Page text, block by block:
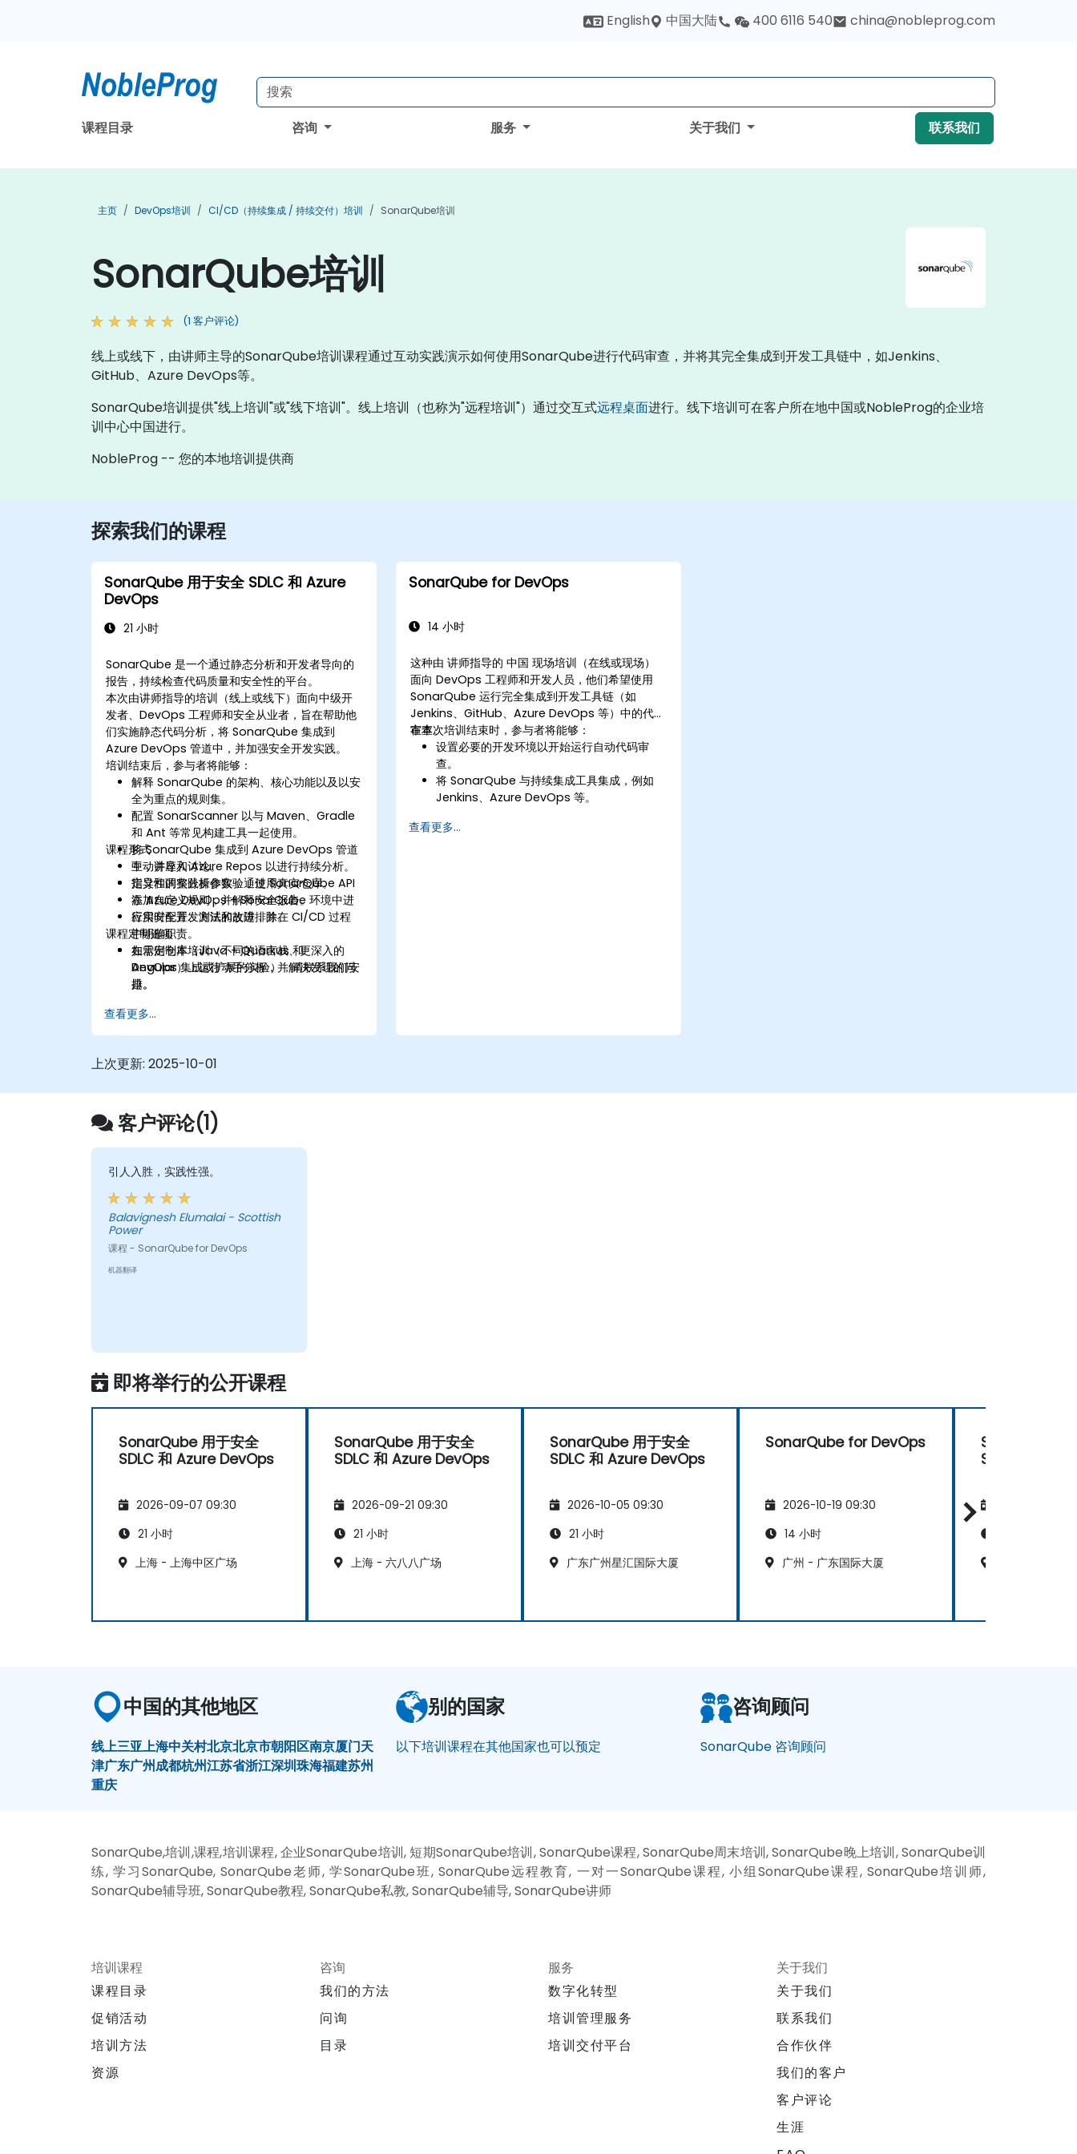
English 中国大陆 400 6116 540 china@nobleprog.com
课程目录 咨询 服务 关于我们 联系我们
主页 DevOps培训 CI/CD（持续集成 / 持续交付）培训 SonarQube培训
SonarQube培训
(1 客户评论)
线上或线下，由讲师主导的SonarQube培训课程通过互动实践演示如何使用SonarQube进行代码审查，并将其完全集成到开发工具链中，如Jenkins、
GitHub、Azure DevOps等。
SonarQube培训提供"线上培训"或"线下培训"。线上培训（也称为"远程培训"）通过交互式远程桌面进行。线下培训可在客户所在地中国或NobleProg的企业培
训中心中国进行。
NobleProg -- 您的本地培训提供商
探索我们的课程
SonarQube 用于安全 SDLC 和 Azure
DevOps
21 小时
SonarQube 是一个通过静态分析和开发者导向的
报告，持续检查代码质量和安全性的平台。
本次由讲师指导的培训（线上或线下）面向中级开
发者、DevOps 工程师和安全从业者，旨在帮助他
们实施静态代码分析，将 SonarQube 集成到
Azure DevOps 管道中，并加强安全开发实践。
培训结束后，参与者将能够：
解释 SonarQube 的架构、核心功能以及以安
全为重点的规则集。
配置 SonarScanner 以与 Maven、Gradle
和 Ant 等常见构建工具一起使用。
将 SonarQube 集成到 Azure DevOps 管道
中，并导入 Azure Repos 以进行持续分析。
定义和调整分析参数，通过 SonarQube API
添加自定义规则，并解释安全报告。
应用安全开发方法的改进，并在 CI/CD 过程
中明确职责。
在示例仓库（Java + Quarkus 和
Angular）上运行动手分析，并解决发现的问
题。
课程形式
互动讲座和讨论。
指导性的实践操作实验，使用真实仓库。
在 Azure DevOps + SonarQube 环境中进
行实时配置、测试和故障排除。
课程定制选项
如需定制本培训（不同的语言栈、更深入的
DevOps 集成或扩展的实验），请联系我们安
排。
查看更多...
SonarQube for DevOps
14 小时
这种由 讲师指导的 中国 现场培训（在线或现场）
面向 DevOps 工程师和开发人员，他们希望使用
SonarQube 运行完全集成到开发工具链（如
Jenkins、GitHub、Azure DevOps 等）中的代码
审查。
在本次培训结束时，参与者将能够：
设置必要的开发环境以开始运行自动代码审
查。
将 SonarQube 与持续集成工具集成，例如
Jenkins、Azure DevOps 等。
收集和分析数据以推动代码清理、维护和安全
查看更多...
上次更新: 2025-10-01
客户评论(1)
引人入胜，实践性强。
Balavignesh Elumalai - Scottish
Power
课程 - SonarQube for DevOps
机器翻译
即将举行的公开课程
SonarQube 用于安全
SDLC 和 Azure DevOps
2026-09-07 09:30
21 小时
上海 - 上海中区广场
SonarQube 用于安全
SDLC 和 Azure DevOps
2026-09-21 09:30
21 小时
上海 - 六八八广场
SonarQube 用于安全
SDLC 和 Azure DevOps
2026-10-05 09:30
21 小时
广东广州星汇国际大厦
SonarQube for DevOps
2026-10-19 09:30
14 小时
广州 - 广东国际大厦
SonarQube
SDLC 和
中国的其他地区
线上三亚上海中关村北京北京市朝阳区南京厦门天
津广东广州成都杭州江苏省浙江深圳珠海福建苏州
重庆
别的国家
以下培训课程在其他国家也可以预定
咨询顾问
SonarQube 咨询顾问
SonarQube,培训,课程,培训课程, 企业SonarQube培训, 短期SonarQube培训, SonarQube课程, SonarQube周末培训, SonarQube晚上培训, SonarQube训
练, 学习SonarQube, SonarQube老师, 学SonarQube班, SonarQube远程教育, 一对一SonarQube课程, 小组SonarQube课程, SonarQube培训师,
SonarQube辅导班, SonarQube教程, SonarQube私教, SonarQube辅导, SonarQube讲师
培训课程
课程目录
促销活动
培训方法
资源
咨询
我们的方法
问询
目录
服务
数字化转型
培训管理服务
培训交付平台
关于我们
关于我们
联系我们
合作伙伴
我们的客户
客户评论
生涯